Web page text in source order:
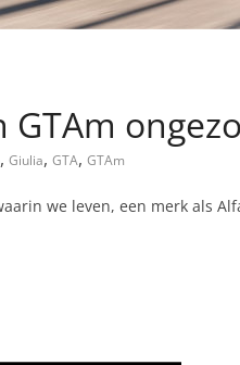
GTAm
, Giulia, GTA, GTAm
we leven, een merk als